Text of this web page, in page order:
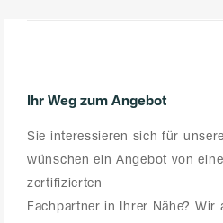
Ihr Weg zum Angebot
Sie interessieren sich für
wünschen ein Angebot von
zertifizierten
Fachpartner in Ihrer Nähe? Wir